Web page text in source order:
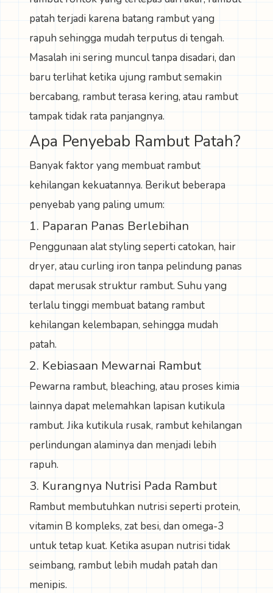
patah terjadi karena batang rambut yang
rapuh sehingga mudah terputus di tengah.
Masalah ini sering muncul tanpa disadari, dan
baru terlihat ketika ujung rambut semakin
bercabang, rambut terasa kering, atau rambut
tampak tidak rata panjangnya.
Apa Penyebab Rambut Patah?
Banyak faktor yang membuat rambut
kehilangan kekuatannya. Berikut beberapa
penyebab yang paling umum:
1. Paparan Panas Berlebihan
Penggunaan alat styling seperti catokan, hair
dryer, atau curling iron tanpa pelindung panas
dapat merusak struktur rambut. Suhu yang
terlalu tinggi membuat batang rambut
kehilangan kelembapan, sehingga mudah
patah.
2. Kebiasaan Mewarnai Rambut
Pewarna rambut, bleaching, atau proses kimia
lainnya dapat melemahkan lapisan kutikula
rambut. Jika kutikula rusak, rambut kehilangan
perlindungan alaminya dan menjadi lebih
rapuh.
3. Kurangnya Nutrisi Pada Rambut
Rambut membutuhkan nutrisi seperti protein,
vitamin B kompleks, zat besi, dan omega-3
untuk tetap kuat. Ketika asupan nutrisi tidak
seimbang, rambut lebih mudah patah dan
menipis.